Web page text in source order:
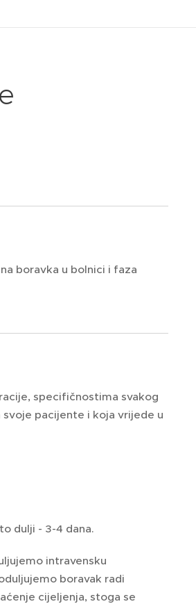
boravka u bolnici i faza
specifičnostima svakog
pacijente i koja vrijede u
dulji - 3-4 dana.
intravensku
boravak radi
cijeljenja, stoga se